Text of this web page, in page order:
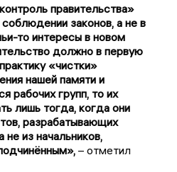
правительства»
законов, а не в
то интересы в новом
должно в первую
«чистки»
нашей памяти и
рабочих групп, то их
лишь тогда, когда они
разрабатывающих
из начальников,
– отметил